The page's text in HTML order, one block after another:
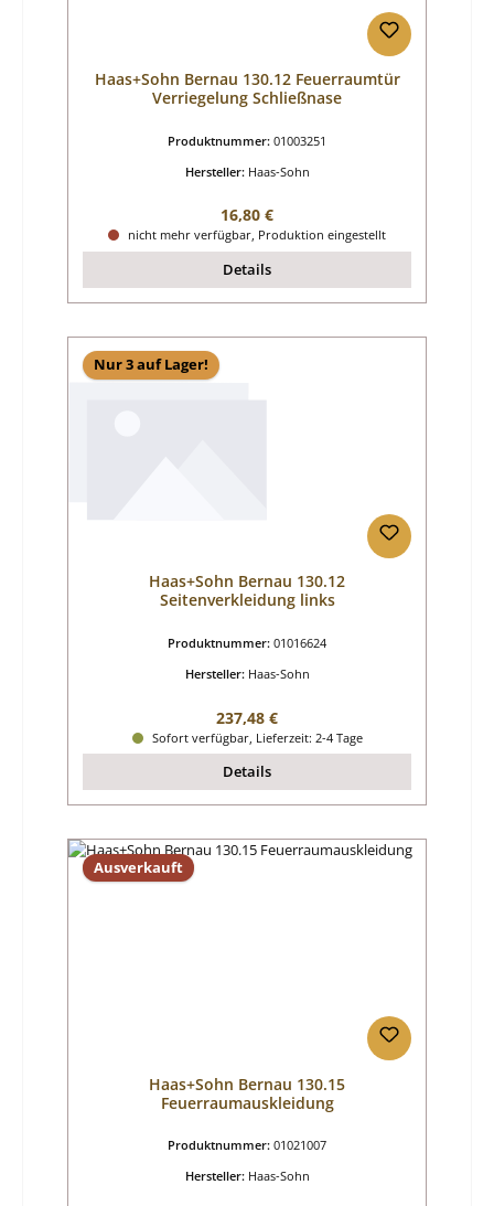
Haas+Sohn Bernau 130.12 Feuerraumtür
Verriegelung Schließnase
Produktnummer: 01003251
Hersteller: Haas-Sohn
Regulärer Preis:
16,80 €
nicht mehr verfügbar, Produktion eingestellt
Details
Nur 3 auf Lager!
Haas+Sohn Bernau 130.12
Seitenverkleidung links
Produktnummer: 01016624
Hersteller: Haas-Sohn
Regulärer Preis:
237,48 €
Sofort verfügbar, Lieferzeit: 2-4 Tage
Details
Ausverkauft
Haas+Sohn Bernau 130.15
Feuerraumauskleidung
Produktnummer: 01021007
Hersteller: Haas-Sohn